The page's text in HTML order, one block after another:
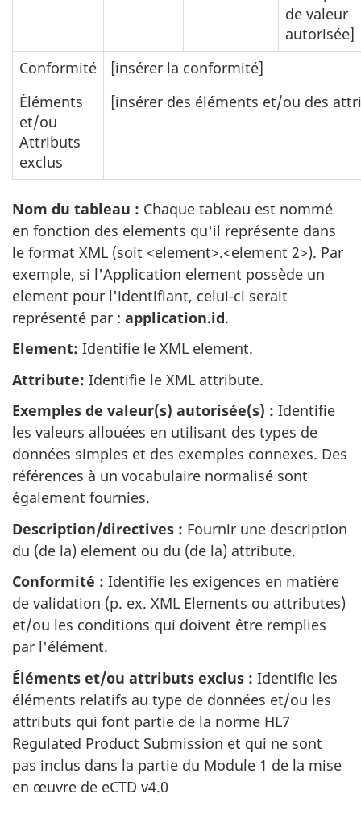
de valeur
autorisée]
Conformité
[insérer la conformité]
Éléments
et/ou
Attributs
exclus
[insérer des éléments et/ou des
Nom du tableau : Chaque tableau est nommé
en fonction des elements qu'il représente dans
le format XML (soit <element>.<element 2>). Par
exemple, si l'Application element possède un
element pour l'identifiant, celui-ci serait
représenté par : application.id.
Element: Identifie le XML element.
Attribute: Identifie le XML attribute.
Exemples de valeur(s) autorisée(s) : Identifie
les valeurs allouées en utilisant des types de
données simples et des exemples connexes. Des
références à un vocabulaire normalisé sont
également fournies.
Description/directives : Fournir une description
du (de la) element ou du (de la) attribute.
Conformité : Identifie les exigences en matière
de validation (p. ex. XML Elements ou attributes)
et/ou les conditions qui doivent être remplies
par l'élément.
Éléments et/ou attributs exclus : Identifie les
éléments relatifs au type de données et/ou les
attributs qui font partie de la norme HL7
Regulated Product Submission et qui ne sont
pas inclus dans la partie du Module 1 de la mise
en œuvre de eCTD v4.0